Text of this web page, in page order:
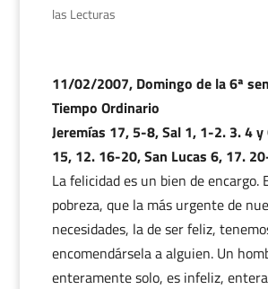
las Lecturas
11/02/2007, Domingo de la 6ª
Tiempo Ordinario
Jeremías 17, 5-8, Sal 1, 1-2. 3. 4
15, 12. 16-20, San Lucas 6, 17.
La felicidad es un bien de encargo.
pobreza, que la más urgente de
necesidades, la de ser feliz,
encomendársela a alguien. Un
enteramente solo, es infeliz,